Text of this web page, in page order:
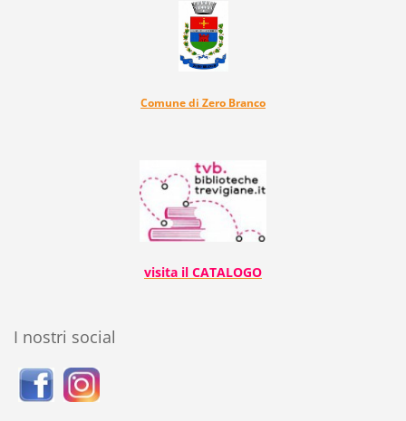
Comune di Zero Branco
visita il CATALOGO
I nostri social